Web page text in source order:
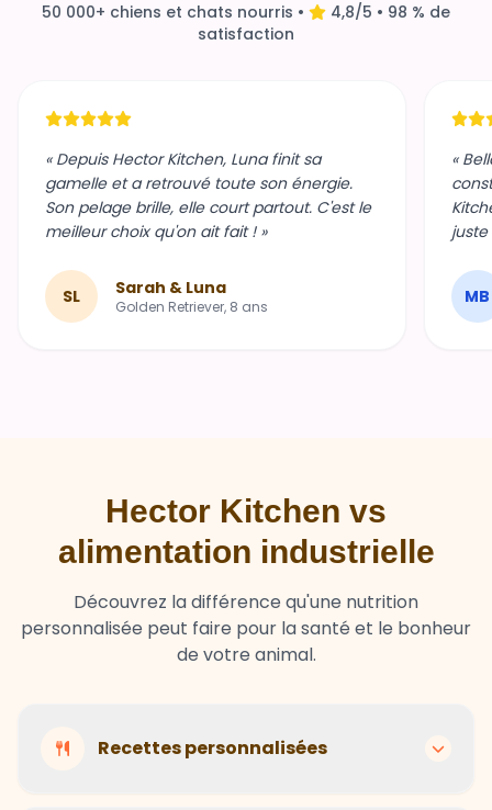
50 000+ chiens et chats nourris •
4,8/5 • 98 % de
satisfaction
« Depuis Hector Kitchen, Luna finit sa
gamelle et a retrouvé toute son énergie.
Son pelage brille, elle court partout. C'est le
meilleur choix qu'on ait fait ! »
SL Sarah & Luna
Golden Retriever, 8 ans
«
MB
Hector Kitchen vs
alimentation industrielle
Découvrez la différence qu'une nutrition
personnalisée peut faire pour la santé et le bonheur
de votre animal.
Recettes personnalisées